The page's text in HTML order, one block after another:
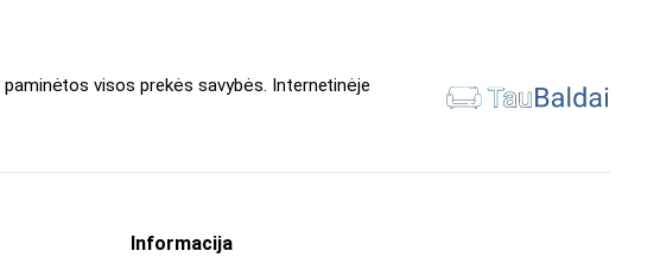
visos prekės savybės. Internetinėje
Informacija